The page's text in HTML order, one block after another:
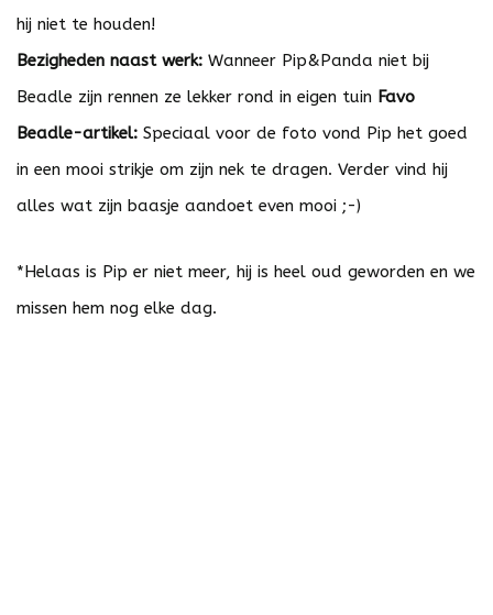
hij niet te houden!
Bezigheden naast werk: Wanneer Pip&Panda niet bij
Beadle zijn rennen ze lekker rond in eigen tuin Favo
Beadle-artikel: Speciaal voor de foto vond Pip het goed
in een mooi strikje om zijn nek te dragen. Verder vind hij
alles wat zijn baasje aandoet even mooi ;-)
*Helaas is Pip er niet meer, hij is heel oud geworden en we
missen hem nog elke dag.